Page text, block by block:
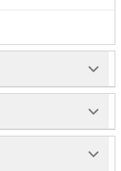
를 드릴 수도 있습니
문등 정상적인 주문
, 텔레뱅킹 혹은
발생)